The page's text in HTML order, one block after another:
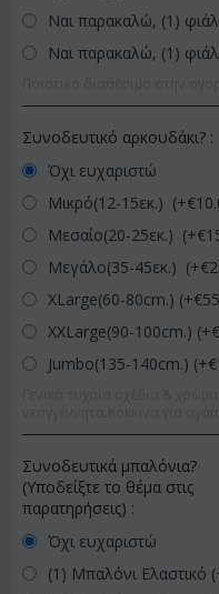
Ναι παρακαλώ, (1)
Ναι παρακαλώ, (1)
Συνοδευτικό αρκουδάκι? :
Όχι ευχαριστώ
Μικρό(12-15εκ.) (+€
Μεσαίο(20-25εκ.) (+€
Μεγάλο(35-45εκ.) (+€
XLarge(60-80cm.) (+€
XXLarge(90-100cm.) (+€
Jumbo(135-140cm.) (+€
Συνοδευτικά μπαλόνια?
(Υποδείξτε το θέμα στις
παρατηρήσεις) :
Όχι ευχαριστώ
(1) Μπαλόνι Ελαστικό